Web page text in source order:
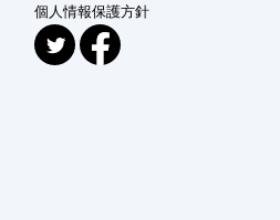
個人情報保護方針